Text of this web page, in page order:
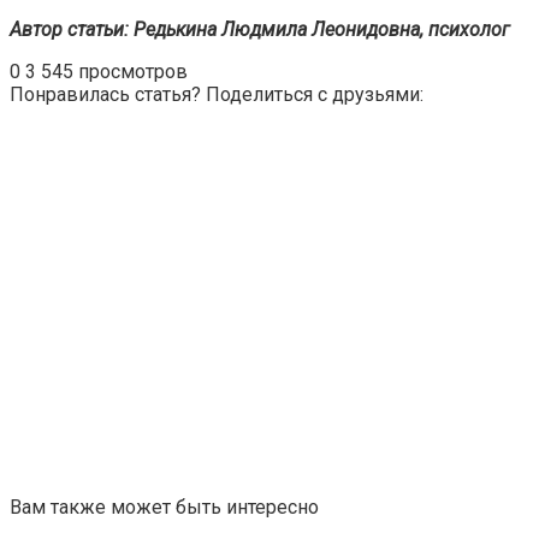
Автор статьи: Редькина Людмила Леонидовна, психолог
0 3 545 просмотров
Понравилась статья? Поделиться с друзьями:
Вам также может быть интересно